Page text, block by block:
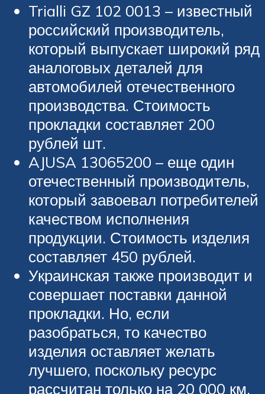
Trialli GZ 102 0013 – известный
российский производитель,
который выпускает широкий ряд
аналоговых деталей для
автомобилей отечественного
производства. Стоимость
прокладки составляет 200
рублей шт.
AJUSA 13065200 – еще один
отечественный производитель,
который завоевал потребителей
качеством исполнения
продукции. Стоимость изделия
составляет 450 рублей.
Украинская также производит и
совершает поставки данной
прокладки. Но, если
разобраться, то качество
изделия оставляет желать
лучшего, поскольку ресурс
рассчитан только на 20 000 км.